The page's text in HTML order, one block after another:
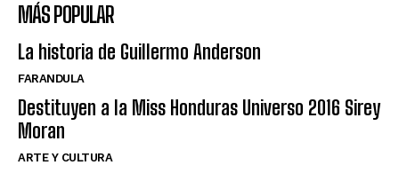
MÁS POPULAR
La historia de Guillermo Anderson
FARANDULA
Destituyen a la Miss Honduras Universo 2016 Sirey
Moran
ARTE Y CULTURA